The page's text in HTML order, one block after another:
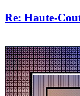
Re: Haute-